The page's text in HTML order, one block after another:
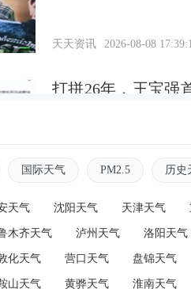
天天资讯 2026-08-08
打拼26年，王宝强
2026-08-08
国际天气 PM2.5 历史
天气 沈阳天气 天津天气
木齐天气 泸州天气 洛阳天气
化天气 营口天气 盘锦天气
山天气 黄骅天气 淮南天气